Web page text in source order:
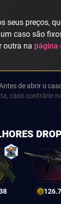
seus preços,
caso são
outra na página
de abrir o
caso contrário